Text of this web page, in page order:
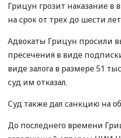
Грицун грозит наказание
на срок от трех до шести
Адвокаты Грицун просили
пресечения в виде
виде залога в размере 51
суд им отказал.
Суд также дал санкцию на
До последнего времени